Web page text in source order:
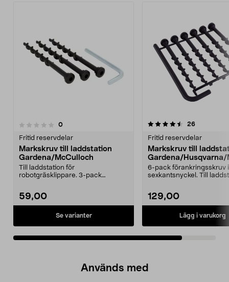
0recensioner
Fritid reservdelar
Markskruv till laddstation
Gardena/McCulloch
Till laddstation för
robotgräsklippare. 3-pack
59,00
Se varianter
4.5av 5 stjärnor 26recensioner
Fritid reservdelar
Markskruv till
Gardena/Husqvarna/
ch
6-pack förankringsskruv
sexkantsnyckel. Till
129,00
Lägg i varukorg
Används med